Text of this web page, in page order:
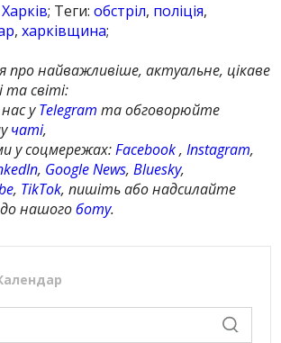
Харків; Теги:обстріл, поліція,
,харківщина;
про найважливіше, актуальне, цікаве
та світі:
уTelegram та обговорюйте
чаті,
у соцмережах:Facebook,Instagram,
, Google News,Bluesky,
, TikTok, пишіть або надсилайте
нашогоботу.